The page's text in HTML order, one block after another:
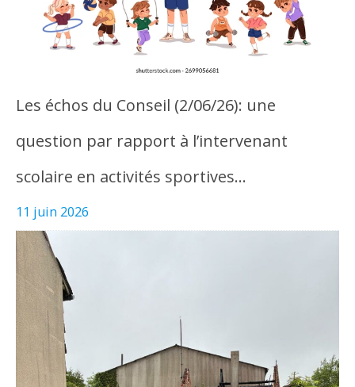
Les échos du Conseil (2/06/26): une
question par rapport à l’intervenant
scolaire en activités sportives…
11 juin 2026